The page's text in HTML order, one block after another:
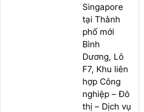
Singapore
tại Thành
phố mới
Bình
Dương, Lô
F7, Khu liên
hợp Công
nghiệp – Đô
thị – Dịch vụ